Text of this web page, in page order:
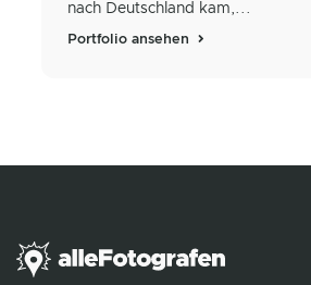
nach Deutschland kam,...
Portfolio ansehen